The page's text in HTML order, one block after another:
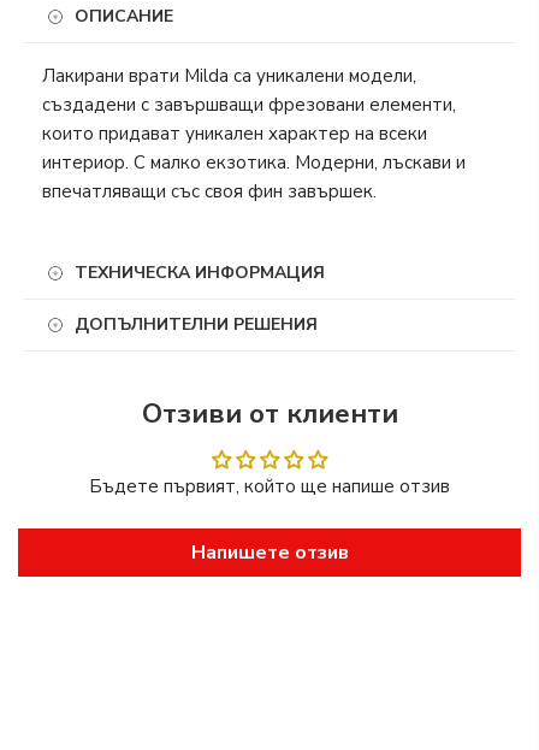
ОПИСАНИЕ
Лакирани врати Milda са уникалени модели,
създадени с завършващи фрезовани елементи,
които придават уникален характер на всеки
интериор. С малко екзотика. Модерни, лъскави и
впечатляващи със своя фин завършек.
ТЕХНИЧЕСКА ИНФОРМАЦИЯ
ДОПЪЛНИТЕЛНИ РЕШЕНИЯ
Отзиви от клиенти
Бъдете първият, който ще напише отзив
Напишете отзив